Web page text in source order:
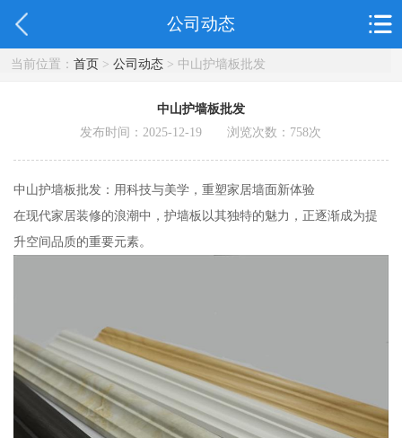
公司动态
当前位置： 首页> 公司动态> 中山护墙板批发
中山护墙板批发
发布时间：2025-12-19 浏览次数： 758次
中山护墙板批发：用科技与美学，重塑家居墙面新体验
在现代家居装修的浪潮中，护墙板以其独特的魅力，正逐渐成为提
升空间品质的重要元素。